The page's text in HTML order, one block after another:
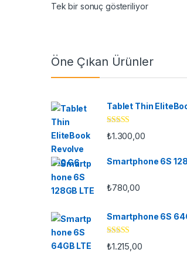
Tek bir sonuç gösteriliyor
Öne Çıkan Ürünler
Tablet Thin
5 üzerinden
4.33oy aldı
₺1.300,00
Smartphone 6S
₺780,00
Smartphone 6S
5 üzerinden
4.33oy aldı
₺1.215,00